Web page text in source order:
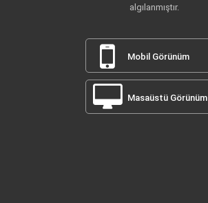
algılanmıştır.
Mobil Görünüm
Masaüstü Görünüm